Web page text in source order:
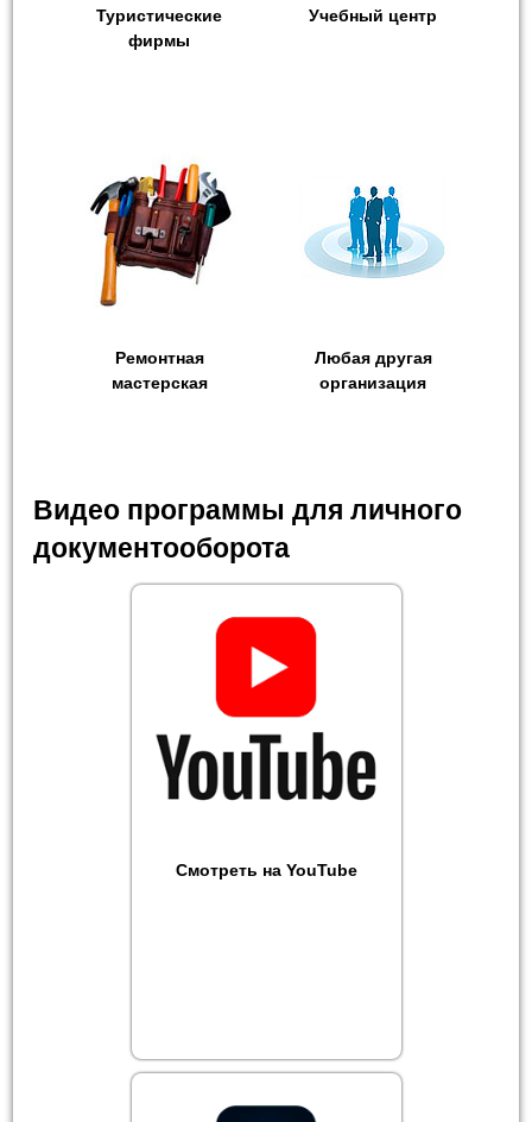
Туристические
фирмы
Учебный центр
Ремонтная
мастерская
Любая другая
организация
Видео программы для личного
документооборота
Смотреть на YouTube